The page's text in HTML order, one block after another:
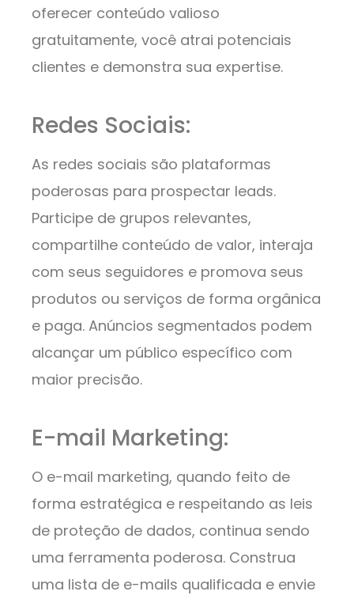
oferecer conteúdo valioso
gratuitamente, você atrai potenciais
clientes e demonstra sua expertise.
Redes Sociais:
As redes sociais são plataformas
poderosas para prospectar leads.
Participe de grupos relevantes,
compartilhe conteúdo de valor, interaja
com seus seguidores e promova seus
produtos ou serviços de forma orgânica
e paga. Anúncios segmentados podem
alcançar um público específico com
maior precisão.
E-mail Marketing:
O e-mail marketing, quando feito de
forma estratégica e respeitando as leis
de proteção de dados, continua sendo
uma ferramenta poderosa. Construa
uma lista de e-mails qualificada e envie